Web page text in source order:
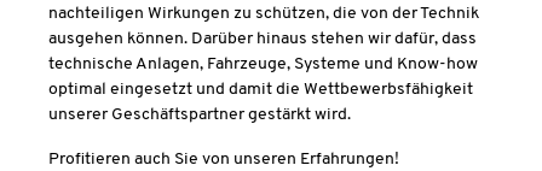
nachteiligen Wirkungen zu schützen, die von der Technik
ausgehen können. Darüber hinaus stehen wir dafür, dass
technische Anlagen, Fahrzeuge, Systeme und Know-how
optimal eingesetzt und damit die Wettbewerbsfähigkeit
unserer Geschäftspartner gestärkt wird.
Profitieren auch Sie von unseren Erfahrungen!